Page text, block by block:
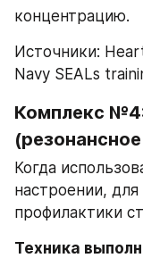
концентрацию.
Источники:
Navy SEALs
Комплекс
Когда
настроении,
профилактики
Техника